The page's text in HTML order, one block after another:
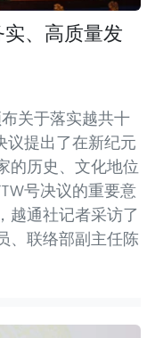
、高质量发
关于落实越共十
议提出了在新纪元
的历史、文化地位
号决议的重要意
越通社记者采访了
、联络部副主任陈